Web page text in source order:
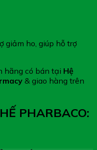
giảm ho, giúp hỗ trợ
hãng có bán tại Hệ
& giao hàng trên
PHARBACO: